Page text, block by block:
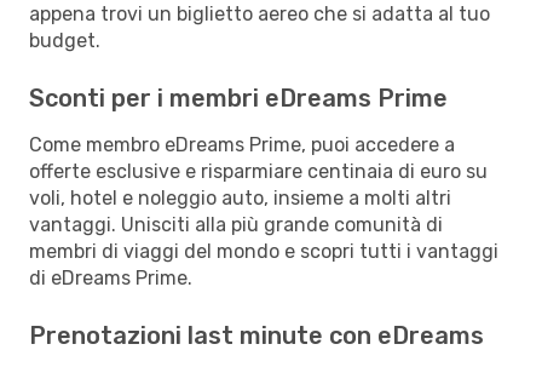
appena trovi un biglietto aereo che si adatta al tuo
budget.
Sconti per i membri eDreams Prime
Come membro eDreams Prime, puoi accedere a
offerte esclusive e risparmiare centinaia di euro su
voli, hotel e noleggio auto, insieme a molti altri
vantaggi. Unisciti alla più grande comunità di
membri di viaggi del mondo e scopri tutti i vantaggi
di eDreams Prime.
Prenotazioni last minute con eDreams